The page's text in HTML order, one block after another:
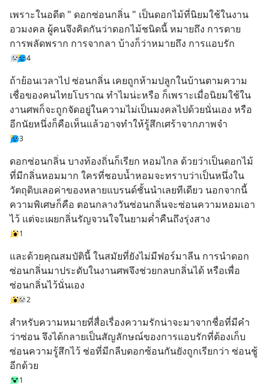
เพราะในอดีต " ดอกซ่อนกลิ่น " เป็นดอกไม้ที่นิยมใช้ในงาน
อวมงคล ผู้คนจึงคิดกันว่าดอกไม้ชนิดนี้ หมายถึง การตาย
การพลัดพราก การจากลา บ้างก็ว่าหมายถึง การแอบรัก
4
ถ้าย้อนเวลาไป ซ่อนกลิ่น เคยถูกห้ามปลูกในบ้านตามความ
เชื่อของคนไทยโบราณ ทำไมน่ะหรือ ก็เพราะเมื่อนิยมใช้ใน
งานศพก็จะถูกจัดอยู่ในความไม่เป็นมงคลไปด้วยนั่นเอง หรือ
อีกนัยหนึ่งก็คือเห็นแล้วอาจทำให้รู้สึกเศร้าจากภาพจำ
3
ดอกซ่อนกลิ่น บางท้องถิ่นก็เรียก หอมไกล ด้วยว่าเป็นดอกไม้
ที่มีกลิ่นหอมมาก ใครที่ชอบน้ำหอมจะทราบว่าเป็นหนึ่งใน
วัตถุดิบเลอค่าของหลายแบรนด์ชั้นนำเลยทีเดียว นอกจากนี้
ความพิเศษก็คือ ตอนกลางวันซ่อนกลิ่นจะซ่อนความหอมเอา
ไว้ แต่จะเผยกลิ่นรัญจวนใจในยามค่ำคืนถึงรุ่งสาง
1
และด้วยคุณสมบัตินี้ ในสมัยที่ยังไม่มีฟอร์มาลีน การนำดอก
ซ่อนกลิ่นมาประดับในงานศพจึงช่วยกลบกลิ่นได้ หรือเพื่อ
ซ่อนกลิ่นไว้นั่นเอง
2
สำหรับความหมายที่สื่อเรื่องความรักน่าจะมาจากชื่อที่มีคำ
ว่าซ่อน จึงได้กลายเป็นสัญลักษณ์ของการแอบรักที่ต้องเก็บ
ซ่อนความรู้สึกไว้ ช่อที่มีกลีบดอกซ้อนกันยังถูกเรียกว่า ซ่อนชู้
อีกด้วย
1